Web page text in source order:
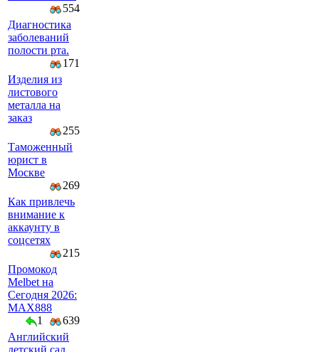
554
Диагностика
заболеваний
полости рта.
171
Изделия из
листового
металла на
заказ
255
Таможенный
юрист в
Москве
269
Как привлечь
внимание к
аккаунту в
соцсетях
215
Промокод
Melbet на
Сегодня 2026:
MAX888
1
639
Английский
детский сад